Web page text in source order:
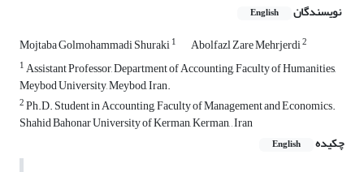
نویسندگان English
Mojtaba Golmohammadi Shuraki1 Abolfazl Zare Mehrjerdi2
1Assistant Professor, Department of Accounting, Faculty of Humanities,
Meybod University, Meybod, Iran.
2Ph.D. Student in Accounting, Faculty of Management and Economics.
Shahid Bahonar University of Kerman, Kerman, , Iran
چکیده
English